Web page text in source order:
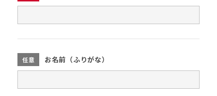
任意 お名前（ふりがな）